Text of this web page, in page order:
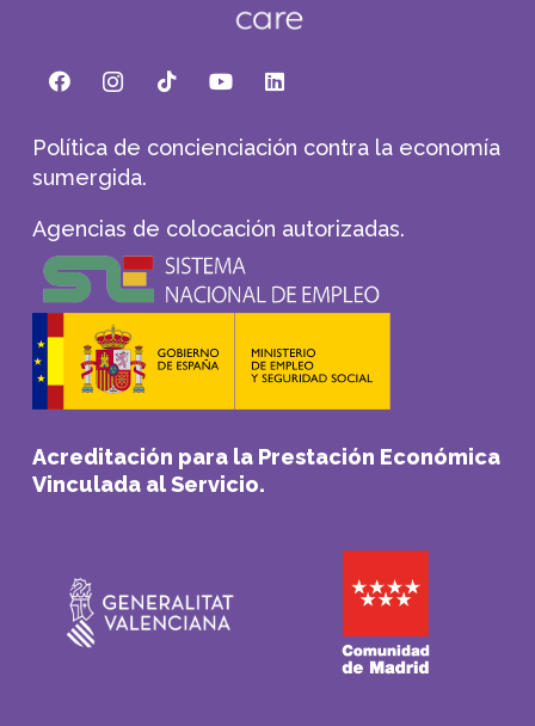
Política de concienciación contra la economía
sumergida.
Agencias de colocación autorizadas.
Acreditación para la Prestación Económica
Vinculada al Servicio.